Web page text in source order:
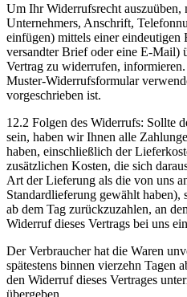
Um Ihr Widerrufsrecht auszuüben,
Unternehmers, Anschrift,
einfügen) mittels einer
versandter Brief oder eine E-Mail)
Vertrag zu widerrufen,
Muster-Widerrufsformular
vorgeschrieben ist.
12.2 Folgen des Widerrufs: Sollte
sein, haben wir Ihnen alle
haben, einschließlich der
zusätzlichen Kosten, die sich
Art der Lieferung als die von uns
Standardlieferung gewählt haben),
ab dem Tag zurückzuzahlen, an
Widerruf dieses Vertrags bei uns
Der Verbraucher hat die Waren
spätestens binnen vierzehn Tagen
den Widerruf dieses Vertrages
übergeben.